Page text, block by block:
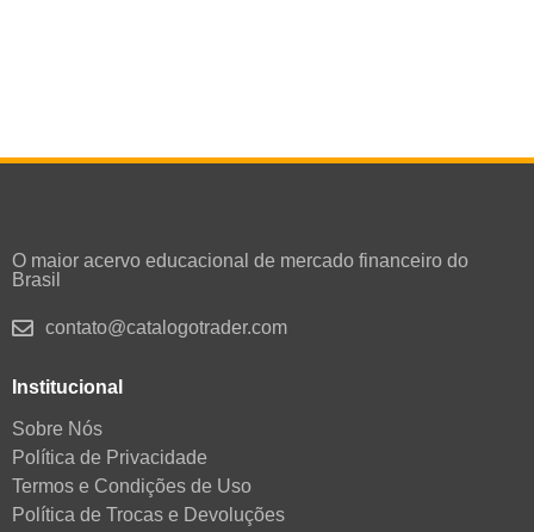
O maior acervo educacional de mercado financeiro do
Brasil
contato@catalogotrader.com
Institucional
Sobre Nós
Política de Privacidade
Termos e Condições de Uso
Política de Trocas e Devoluções